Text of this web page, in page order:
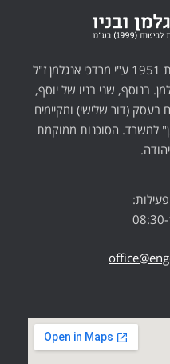
סוכנות ביטוח אנגלמן הוקמה בשנת 1951 ע"י מרדכי אנגלמן ז"ל
בנוסף, שני בניו של יוסף,
בעסק (דור שלישי) ומקיימים
למשרד. הסוכנות ממוקמת